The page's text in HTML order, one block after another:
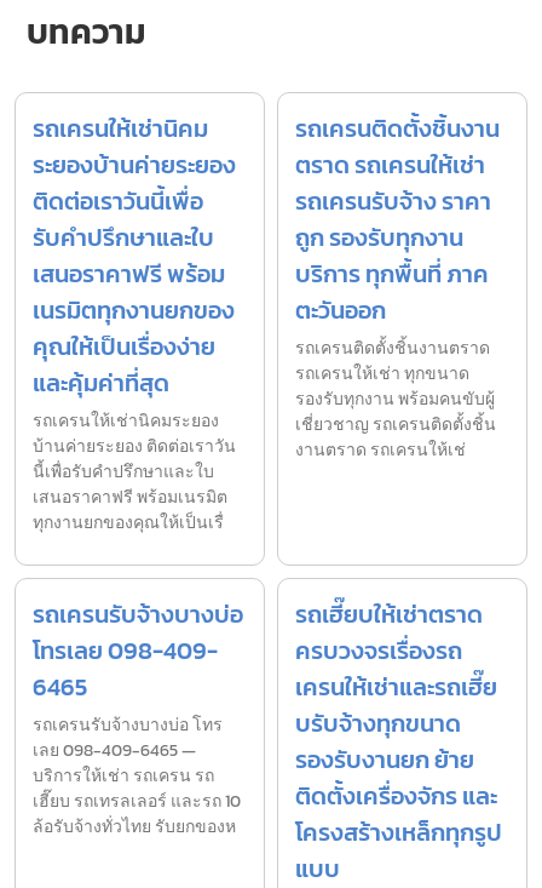
บทความ
รถเครนให้เช่านิคม
ระยองบ้านค่ายระยอง
ติดต่อเราวันนี้เพื่อ
รับคำปรึกษาและใบ
เสนอราคาฟรี พร้อม
เนรมิตทุกงานยกของ
คุณให้เป็นเรื่องง่าย
และคุ้มค่าที่สุด
รถเครนให้เช่านิคมระยอง
บ้านค่ายระยอง ติดต่อเราวัน
นี้เพื่อรับคำปรึกษาและใบ
เสนอราคาฟรี พร้อมเนรมิต
ทุกงานยกของคุณให้เป็นเรื่
รถเครนติดตั้งชิ้นงาน
ตราด รถเครนให้เช่า
รถเครนรับจ้าง ราคา
ถูก รองรับทุกงาน
บริการ ทุกพื้นที่ ภาค
ตะวันออก
รถเครนติดตั้งชิ้นงานตราด
รถเครนให้เช่า ทุกขนาด
รองรับทุกงาน พร้อมคนขับผู้
เชี่ยวชาญ รถเครนติดตั้งชิ้น
งานตราด รถเครนให้เช่
รถเครนรับจ้างบางบ่อ
โทรเลย 098-409-
6465
รถเครนรับจ้างบางบ่อ โทร
เลย 098-409-6465 —
บริการให้เช่า รถเครน รถ
เฮี๊ยบ รถเทรลเลอร์ และรถ 10
ล้อรับจ้างทั่วไทย รับยกของห
รถเฮี๊ยบให้เช่าตราด
ครบวงจรเรื่องรถ
เครนให้เช่าและรถเฮี๊ย
บรับจ้างทุกขนาด
รองรับงานยก ย้าย
ติดตั้งเครื่องจักร และ
โครงสร้างเหล็กทุกรูป
แบบ